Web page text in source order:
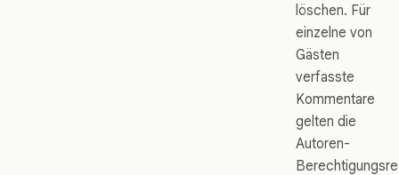
löschen. Für
einzelne von
Gästen
verfasste
Kommentare
gelten die
Autoren-